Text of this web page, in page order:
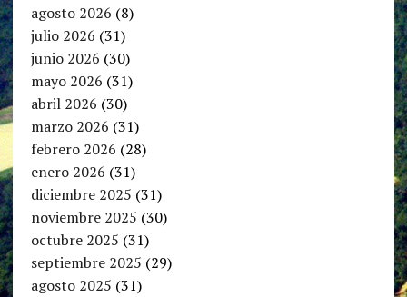
agosto 2026 (8)
julio 2026 (31)
junio 2026 (30)
mayo 2026 (31)
abril 2026 (30)
marzo 2026 (31)
febrero 2026 (28)
enero 2026 (31)
diciembre 2025 (31)
noviembre 2025 (30)
octubre 2025 (31)
septiembre 2025 (29)
agosto 2025 (31)